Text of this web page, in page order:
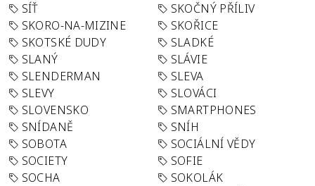
SÍŤ
SKOČNÝ PŘÍLIV
SKORO-NA-MIZINE
SKOŘICE
SKOTSKÉ DUDY
SLADKÉ
SLANÝ
SLÁVIE
SLENDERMAN
SLEVA
SLEVY
SLOVÁCI
SLOVENSKO
SMARTPHONES
SNÍDANĚ
SNÍH
SOBOTA
SOCIÁLNÍ VĚDY
SOCIETY
SOFIE
SOCHA
SOKOLÁK